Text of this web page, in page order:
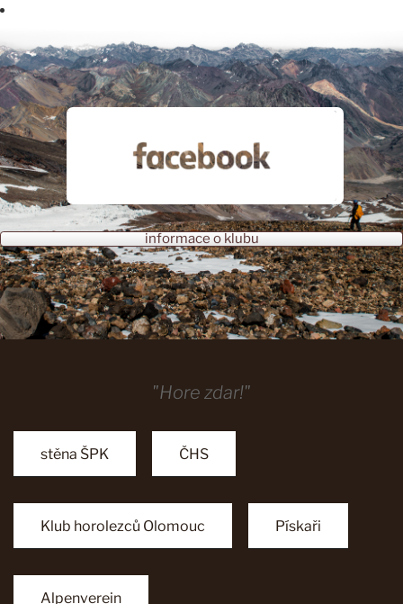
informace o klubu
"Hore zdar!"
stěna ŠPK ČHS
Klub horolezců Olomouc Pískaři
Alpenverein